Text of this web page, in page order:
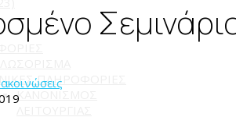
ΠΛΗΡΟΦΟΡΙΕΣ
ΚΑΝΟΝΙΣΜΟΣ